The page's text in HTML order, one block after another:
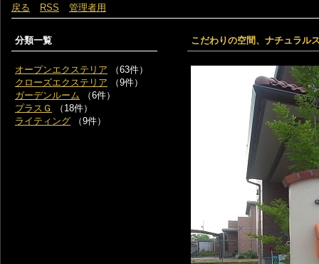
戻る RSS 管理者用
こだわりの空間、ナチュラル
分類一覧
オープンエクステリア （63件）
クローズエクステリア （9件）
ガーデンルーム （6件）
プラスＧ
（18件）
ライティング （9件）